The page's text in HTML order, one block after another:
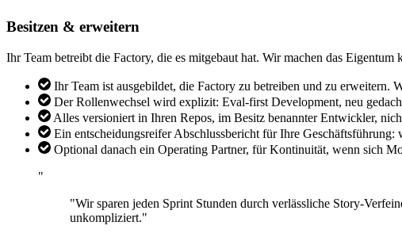
Besitzen & erweitern
Ihr Team betreibt die Factory, die es mitgebaut hat. Wir machen das Eigentum
Ihr Team ist ausgebildet, die Factory zu betreiben und zu erweitern.
Der Rollenwechsel wird explizit: Eval-first Development, neu
Alles versioniert in Ihren Repos, im Besitz benannter Entwickler,
Ein entscheidungsreifer Abschlussbericht für Ihre
Optional danach ein Operating Partner, für Kontinuität, wenn sich
"
"Wir sparen jeden Sprint Stunden durch verlässliche Story-
unkompliziert."